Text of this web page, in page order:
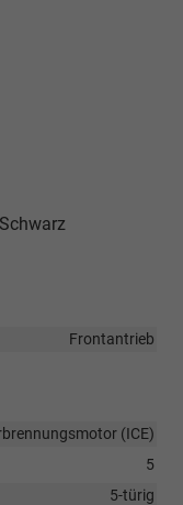
Frontantrieb
(ICE)
5
5-türig